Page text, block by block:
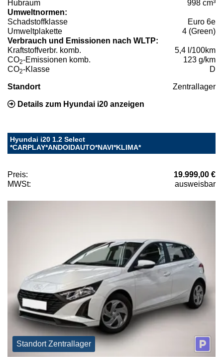
Hubraum
998 cm³
Umweltnormen:
Schadstoffklasse
Euro 6e
Umweltplakette
4 (Green)
Verbrauch und Emissionen nach WLTP:
Kraftstoffverbr. komb.
5,4 l/100km
CO2-Emissionen komb.
123 g/km
CO2-Klasse D
Standort Zentrallager
Details zum Hyundai i20 anzeigen
Hyundai i20 1.2 Select
*CARPLAY*ANDOIDAUTO*NAVI*KLIMA*
Preis:
19.999,00 €
MWSt:
ausweisbar
Standort Zentrallager